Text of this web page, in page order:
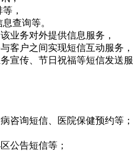
，
查询等。
业务对外提供信息服务，
客户之间实现短信互动服务，
宣传、节日祝福等短信发送服
咨询短信、医院保健预约等；
公告短信等；